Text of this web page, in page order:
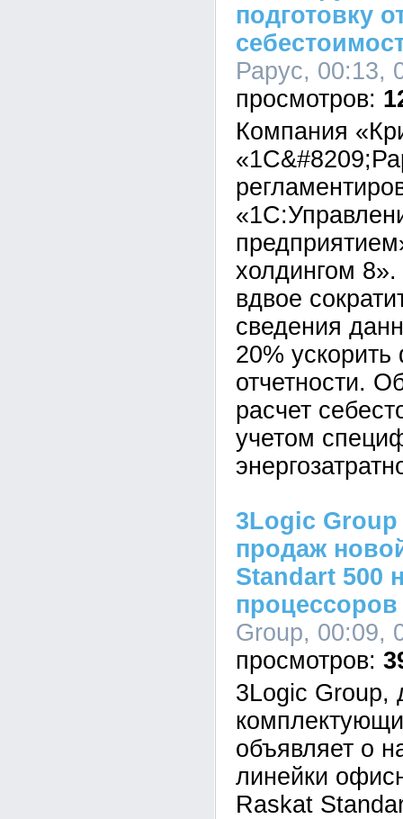
подготовку
Рарус, 00:13,
Компания
холдингом
вдвое
сведения
20%
отчетности.
расчет
учетом
3Logic Group
продаж
Standart 500
Group, 00:09,
3Logic Group,
объявляет о
линейки
Raskat